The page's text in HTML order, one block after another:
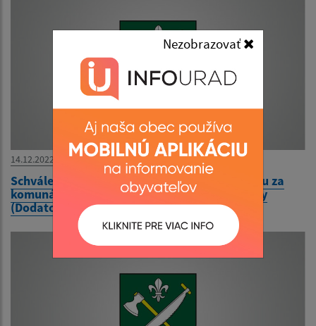
14.12.2022
Schválené VZN č. 2/2022 o miestnom poplatku za
komunálne odpady a drobné stavebné odapdy
(Dodatok č.2 )
Nezobrazovať